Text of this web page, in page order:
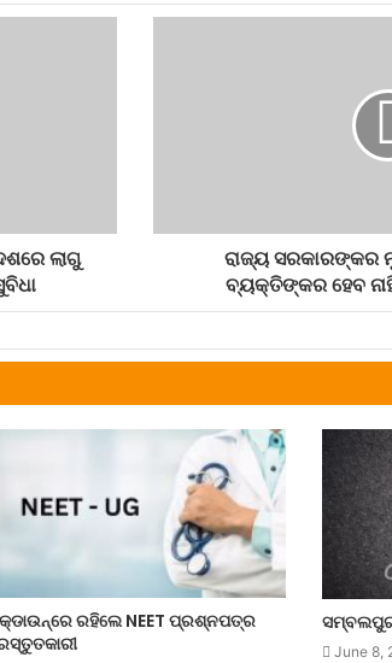
ଲାଗୁ
ରାଜ୍ୟ ସରକାରଙ୍କର
ବ୍ୟକ୍ତିଙ୍କର ହେବ
ରହିଲେ NEET ପ୍ରଶ୍ନପତ୍ର
June 8,